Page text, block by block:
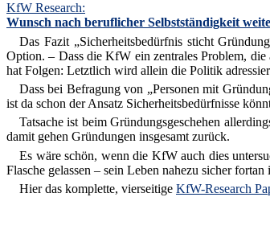
KfW Research:
Wunsch nach beruflicher Selbstständigkeit
Das Fazit „Sicherheitsbedürfnis sticht
Option. – Dass die KfW ein zentrales Problem, die
hat Folgen: Letztlich wird allein die Politik
Dass bei Befragung von „Personen mit
ist da schon der Ansatz Sicherheitsbedürfnisse
Tatsache ist beim Gründungsgeschehen
damit gehen Gründungen insgesamt zurück.
Es wäre schön, wenn die KfW auch dies
Flasche gelassen – sein Leben nahezu sicher
Hier das komplette, vierseitige KfW-Research